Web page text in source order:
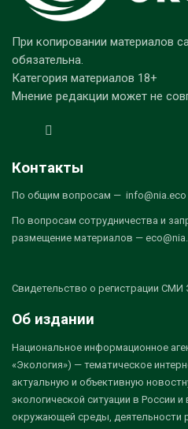
При копировании материалов
обязательна.
Категория материалов 18+
Мнение редакции может не
Контакты
По общим вопросам — info@nia.eco
По вопросам сотрудничества и
размещение материалов —
Свидетельство о регистрации
Об издании
Национальное информационное
«Экология») — тематическое
актуальную и объективную
экологической ситуации в России
окружающей среды, деятельности